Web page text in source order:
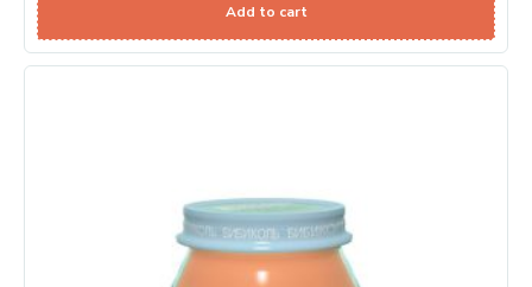
Add to cart